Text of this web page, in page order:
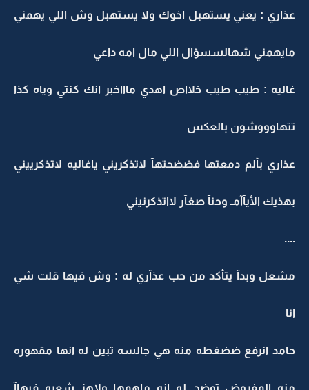
عذاري : يعني يستهبل اخوك ولا يستهبل وش اللي يهمني
مايهمني شهالسسؤال اللي مال امه داعي
غاليه : طيب طيب خلااص اهدي ماااخبر انك كنتي وياه كذا
تتهاوووشون بالعكس
عذاري بألم دمعتها فضضحتهآ لاتذكريني ياغاليه لاتذكرييني
بهذيك الأيآآمـ وحنآ صغآر لااتذكرنيني
....
مشعل وبدآ يتأكد من حب عذآري له : وش فيها قلت شي
انا
حامد انرفع ضضغطه منه هي جالسه تبين له انها مقهوره
منه المفروض توضح له انه ماهمهآ ولاهز شعره فيهآآ